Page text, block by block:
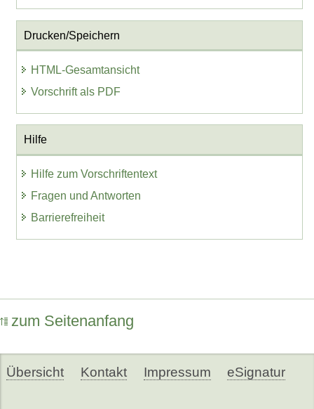
Drucken/Speichern
HTML-Gesamtansicht
Vorschrift als PDF
Hilfe
Hilfe zum Vorschriftentext
Fragen und Antworten
Barrierefreiheit
zum Seitenanfang
Übersicht Kontakt Impressum eSignatur